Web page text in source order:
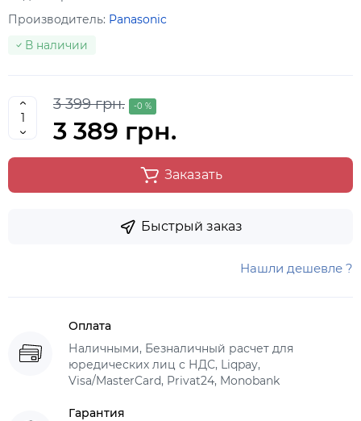
Производитель: Panasonic
В наличии
3 399 грн. -0 %
3 389 грн.
Заказать
Быстрый заказ
Нашли дешевле ?
Оплата
Наличными, Безналичный расчет для
юредических лиц с НДС, Liqpay,
Visa/MasterCard, Privat24, Monobank
Гарантия